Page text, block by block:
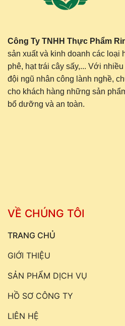
Công Ty TNHH Thực Phẩm
sản xuất và kinh doanh các loại
phê, hạt trái cây sấy,... Với
đội ngũ nhân công lành nghề,
cho khách hàng những sản
bổ dưỡng và an toàn.
VỀ CHÚNG TÔI
TRANG CHỦ
GIỚI THIỆU
SẢN PHẨM DỊCH VỤ
HỒ SƠ CÔNG TY
LIÊN HỆ